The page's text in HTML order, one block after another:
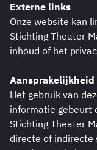
Externe links
Onze website kan
Stichting Theater
inhoud of het
Aansprakelijkheid
Het gebruik van
informatie gebeurt
Stichting Theater
directe of indirecte